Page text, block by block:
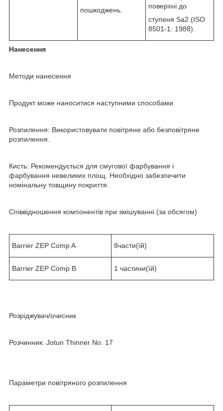
пошкоджень.
поверхні до
ступеня Sa2 (ISO
8501-1: 1988).
Нанесення
Методи нанесення
Продукт може наноситися наступними способами
Розпилення: Використовувати повітряне або безповітряне
розпилення.
Кисть: Рекомендується для смугової фарбування і
фарбування невеликих площ. Необхідно забезпечити
номінальну товщину покриття.
Співвідношення компонентів при змішуванні (за обсягом)
Barrier ZEP Comp A 8части(їй)
Barrier ZEP Comp B 1 частини(їй)
Розріджувач/очисник
Розчинник: Jotun Thinner No. 17
Параметри повітряного розпилення